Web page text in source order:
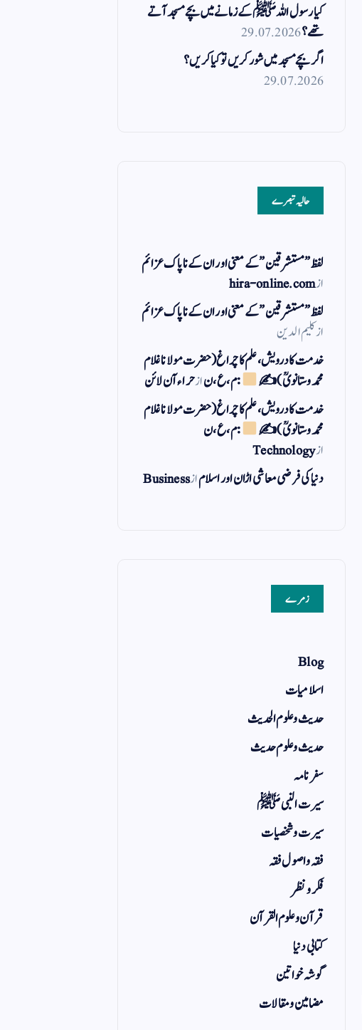
کیا رسول اللہ ﷺ کے زمانے میں بچے مسجد آتے
تھے؟29.07.2026
اگر بچے مسجد میں شور کریں تو کیا کریں؟
29.07.2026
حالیہ تبصرے
لفظ ” مستشرقین ” کے معنی اور ان کے نا پاک عزائم
ازhira-online.com
لفظ ” مستشرقین ” کے معنی اور ان کے نا پاک عزائم
ازکلیم الدین
خدمت کا درویش، علم کا چراغ(حضرت مولانا غلام
محمد وستانویؒ)✍
: م ، ع ، نازحراء آن لائن
خدمت کا درویش، علم کا چراغ(حضرت مولانا غلام
محمد وستانویؒ)✍
: م ، ع ، ن
ازTechnology
دنیا کی فرضی معاشی اڑان اور اسلامازBusiness
زمرے
Blog
اسلامیات
حدیث و علوم الحدیث
حدیث و علوم حدیث
سفر نامہ
سیرت النبی ﷺ
سیرت و شخصیات
فقہ و اصول فقہ
فکر و نظر
قرآن و علوم القرآن
کتابی دنیا
گوشہ خواتین
مضامین و مقالات